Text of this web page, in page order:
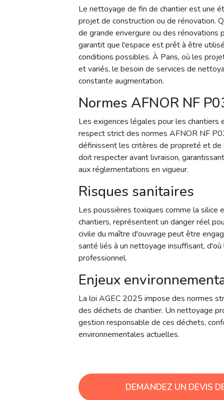
Pourquoi le
Chantier est
Le nettoyage de fin de chantier est une
projet de construction ou de rénovation.
de grande envergure ou des rénovations
garantit que l'espace est prêt à être
conditions possibles. À Paris, où les
et variés, le besoin de services de
constante augmentation.
Normes AFNOR NF
Les exigences légales pour les
respect strict des normes AFNOR NF
définissent les critères de propreté et de
doit respecter avant livraison,
aux réglementations en vigueur.
Risques sanitaires
Les poussières toxiques comme la silice
chantiers, représentent un danger réel
civile du maître d'ouvrage peut être
santé liés à un nettoyage insuffisant, d'où
professionnel.
Enjeux
La loi AGEC 2025 impose des normes
environnementales actuelles.